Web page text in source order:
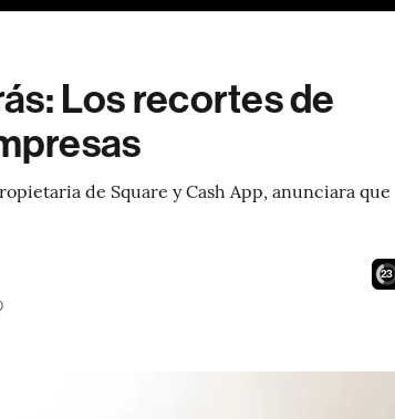
Los recortes de
de Square y Cash App, anunciara que
22